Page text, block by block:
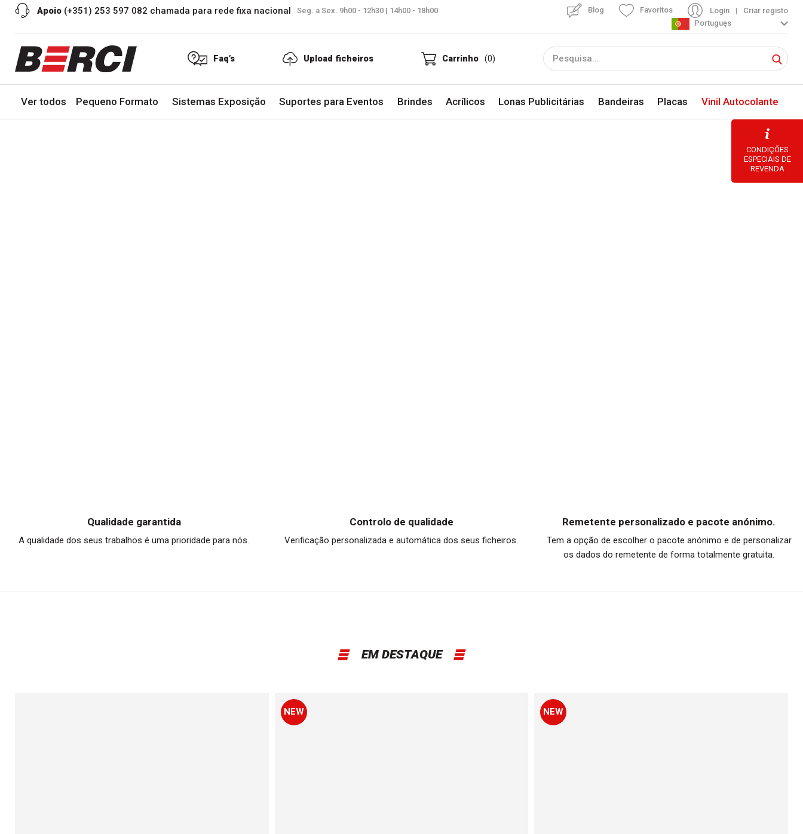
Apoio (+351) 253 597 082 chamada para rede fixa nacional Seg. a Sex. 9h00 - 12h30 | 14h00 - 18h00 Blog Favoritos Login |
Criar registo
Portuguęs
Faq’s Upload ficheiros Carrinho (0)
Ver todos Pequeno Formato Sistemas Exposiçăo Suportes para Eventos Brindes Acrílicos Lonas Publicitárias Bandeiras Placas Vinil Autocolante
Qualidade garantida
A qualidade dos seus trabalhos é uma prioridade para nós.
Controlo de qualidade
Verificação personalizada e automática dos seus ficheiros.
Remetente personalizado e pacote anónimo.
Tem a opção de escolher o pacote anónimo e de personalizar
os dados do remetente de forma totalmente gratuita.
EM DESTAQUE
NEW NEW
CONDIÇŐES
ESPECIAIS DE
REVENDA